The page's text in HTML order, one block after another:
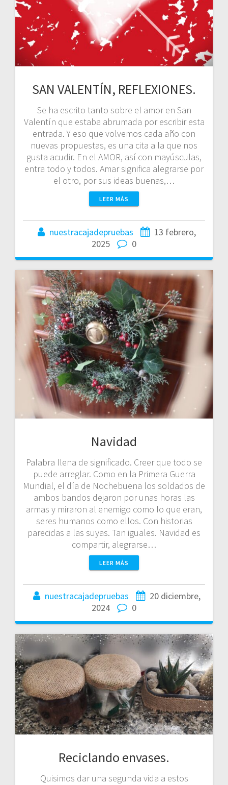
SAN VALENTÍN, REFLEXIONES.
Se ha escrito tanto sobre el amor en San
Valentín que estaba abrumada por escribir esta
entrada. Y eso que volvemos cada año con
nuevas propuestas, es una cita a la que nos
gusta acudir. En el AMOR, así con mayúsculas,
entra todo y todos. Amar significa alegrarse por
el otro, por sus ideas buenas,…
LEER MÁS
nuestracajadepruebas
13 febrero,
2025
0
Navidad
Palabra llena de significado. Creer que todo se
puede arreglar. Como en la Primera Guerra
Mundial, el día de Nochebuena los soldados de
ambos bandos dejaron por unas horas las
armas y miraron al enemigo como lo que eran,
seres humanos como ellos. Con historias
parecidas a las suyas. Tan iguales. Navidad es
compartir, alegrarse…
LEER MÁS
nuestracajadepruebas
20 diciembre,
2024
0
Reciclando envases.
Quisimos dar una segunda vida a estos